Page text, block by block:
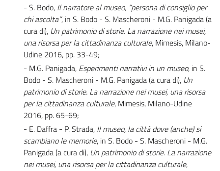
- S. Bodo, Il narratore al museo, “persona di consiglio per
chi ascolta”, in S. Bodo - S. Mascheroni - M.G. Panigada (a
cura di), Un patrimonio di storie. La narrazione nei musei,
una risorsa per la cittadinanza culturale, Mimesis, Milano-
Udine 2016, pp. 33-49;
- M.G. Panigada, Esperimenti narrativi in un museo, in S.
Bodo - S. Mascheroni - M.G. Panigada (a cura di), Un
patrimonio di storie. La narrazione nei musei, una risorsa
per la cittadinanza culturale, Mimesis, Milano-Udine
2016, pp. 65-69;
- E. Daffra - P. Strada, Il museo, la città dove (anche) si
scambiano le memorie, in S. Bodo - S. Mascheroni - M.G.
Panigada (a cura di), Un patrimonio di storie. La narrazione
nei musei, una risorsa per la cittadinanza culturale,